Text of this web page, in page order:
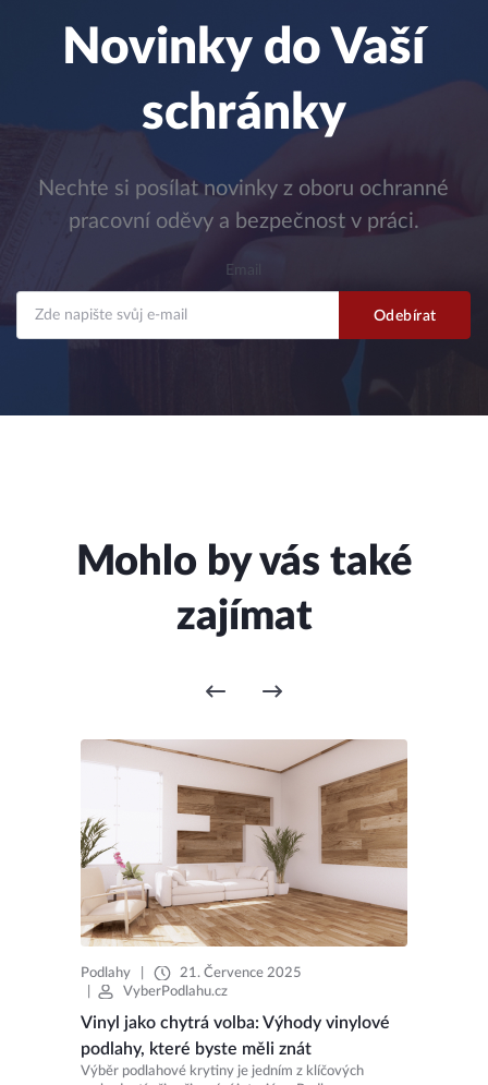
Novinky do Vaší
schránky
Nechte si posílat novinky z oboru ochranné
pracovní oděvy a bezpečnost v práci.
Email
Mohlo by vás také
zajímat
Podlahy
21. Července 2025
VyberPodlahu.cz
Vinyl jako chytrá volba: Výhody vinylové
podlahy, které byste měli znát
Výběr podlahové krytiny je jedním z klíčových